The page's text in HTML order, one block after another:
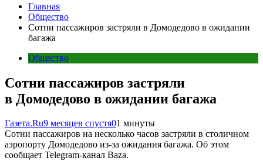
Главная
Общество
Сотни пассажиров застряли в Домодедово в ожидании
багажа
Общество
Сотни пассажиров застряли
в Домодедово в ожидании багажа
Газета.Ru9 месяцев спустя01 минуты
Сотни пассажиров на несколько часов застряли в столичном
аэропорту Домодедово из-за ожидания багажа. Об этом
сообщает Telegram-канал Baza.